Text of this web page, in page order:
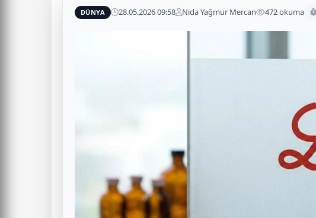
DÜNYA 28.05.2026 09:58 Nida Yağmur Mercan 472 okuma